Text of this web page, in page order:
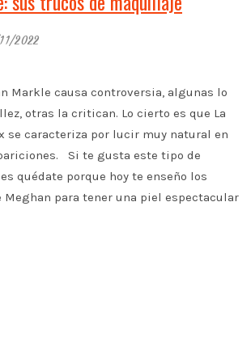
2022
Markle causa controversia, algunas lo
otras la critican. Lo cierto es que La
se caracteriza por lucir muy natural en
Si te gusta este tipo de
quédate porque hoy te enseño los
para tener una piel espectacular